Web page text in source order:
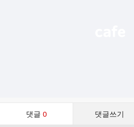
댓글 0 댓글쓰기